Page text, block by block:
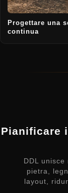
Progettare una
continua
Pianificare
DDL
pietra,
layout,